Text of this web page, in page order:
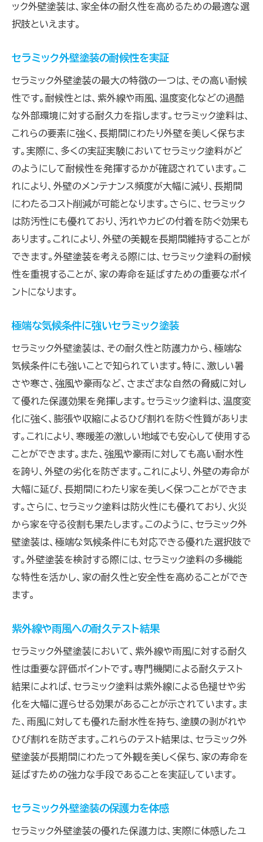
ック外壁塗装は、家全体の耐久性を高めるための最適な選
択肢といえます。
セラミック外壁塗装の耐候性を実証
セラミック外壁塗装の最大の特徴の一つは、その高い耐候
性です。耐候性とは、紫外線や雨風、温度変化などの過酷
な外部環境に対する耐久力を指します。セラミック塗料は、
これらの要素に強く、長期間にわたり外壁を美しく保ちま
す。実際に、多くの実証実験においてセラミック塗料がど
のようにして耐候性を発揮するかが確認されています。こ
れにより、外壁のメンテナンス頻度が大幅に減り、長期間
にわたるコスト削減が可能となります。さらに、セラミック
は防汚性にも優れており、汚れやカビの付着を防ぐ効果も
あります。これにより、外壁の美観を長期間維持することが
できます。外壁塗装を考える際には、セラミック塗料の耐候
性を重視することが、家の寿命を延ばすための重要なポイ
ントになります。
極端な気候条件に強いセラミック塗装
セラミック外壁塗装は、その耐久性と防護力から、極端な
気候条件にも強いことで知られています。特に、激しい暑
さや寒さ、強風や豪雨など、さまざまな自然の脅威に対し
て優れた保護効果を発揮します。セラミック塗料は、温度変
化に強く、膨張や収縮によるひび割れを防ぐ性質がありま
す。これにより、寒暖差の激しい地域でも安心して使用する
ことができます。また、強風や豪雨に対しても高い耐水性
を誇り、外壁の劣化を防ぎます。これにより、外壁の寿命が
大幅に延び、長期間にわたり家を美しく保つことができま
す。さらに、セラミック塗料は防火性にも優れており、火災
から家を守る役割も果たします。このように、セラミック外
壁塗装は、極端な気候条件にも対応できる優れた選択肢で
す。外壁塗装を検討する際には、セラミック塗料の多機能
な特性を活かし、家の耐久性と安全性を高めることができ
ます。
紫外線や雨風への耐久テスト結果
セラミック外壁塗装において、紫外線や雨風に対する耐久
性は重要な評価ポイントです。専門機関による耐久テスト
結果によれば、セラミック塗料は紫外線による色褪せや劣
化を大幅に遅らせる効果があることが示されています。ま
た、雨風に対しても優れた耐水性を持ち、塗膜の剥がれや
ひび割れを防ぎます。これらのテスト結果は、セラミック外
壁塗装が長期間にわたって外観を美しく保ち、家の寿命を
延ばすための強力な手段であることを実証しています。
セラミック外壁塗装の保護力を体感
セラミック外壁塗装の優れた保護力は、実際に体感したユ